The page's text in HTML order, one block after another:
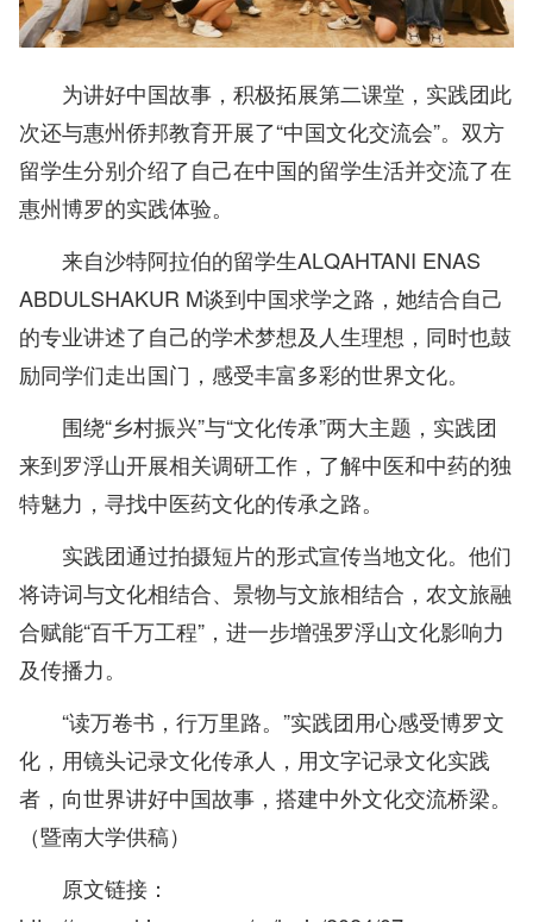
为讲好中国故事，积极拓展第二课堂，实践团此
次还与惠州侨邦教育开展了“中国文化交流会”。双方
留学生分别介绍了自己在中国的留学生活并交流了在
惠州博罗的实践体验。
来自沙特阿拉伯的留学生ALQAHTANI ENAS
ABDULSHAKUR M谈到中国求学之路，她结合自己
的专业讲述了自己的学术梦想及人生理想，同时也鼓
励同学们走出国门，感受丰富多彩的世界文化。
围绕“乡村振兴”与“文化传承”两大主题，实践团
来到罗浮山开展相关调研工作，了解中医和中药的独
特魅力，寻找中医药文化的传承之路。
实践团通过拍摄短片的形式宣传当地文化。他们
将诗词与文化相结合、景物与文旅相结合，农文旅融
合赋能“百千万工程”，进一步增强罗浮山文化影响力
及传播力。
“读万卷书，行万里路。”实践团用心感受博罗文
化，用镜头记录文化传承人，用文字记录文化实践
者，向世界讲好中国故事，搭建中外文化交流桥梁。
（暨南大学供稿）
原文链接：